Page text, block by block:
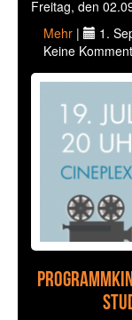
Freitag, den
Mehr| 1.
Keine